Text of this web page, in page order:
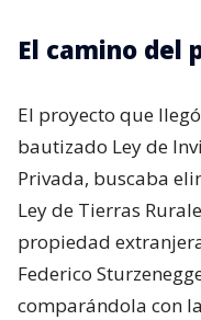
El camino del
El proyecto que
bautizado Ley de
Privada, buscaba
Ley de Tierras
propiedad
Federico
comparándola con